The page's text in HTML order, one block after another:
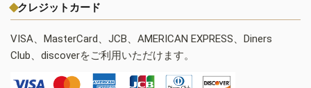
クレジットカード
VISA、MasterCard、JCB、AMERICAN EXPRESS、Diners
Club、discoverをご利用いただけます。